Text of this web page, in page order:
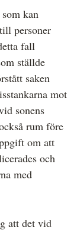
kan
personer
fall
ställde
saken
mot
sonens
rum före
om att
och
med
att det vid